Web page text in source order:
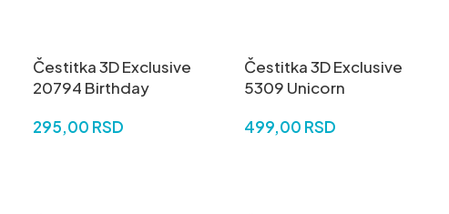
Čestitka 3D Exclusive
20794 Birthday
295,00 RSD
Čestitka 3D Exclusive
5309 Unicorn
499,00 RSD